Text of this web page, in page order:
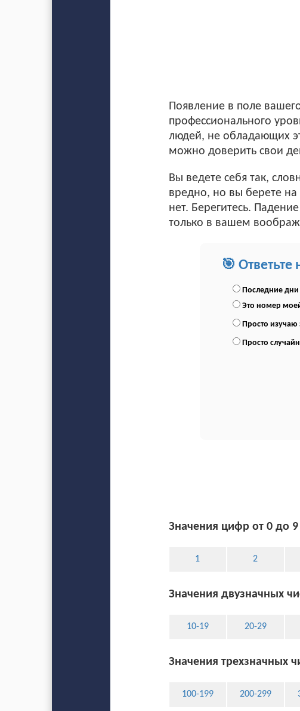
Появление в поле
профессионального
людей, не обладающих
можно доверить свои
Вы ведете себя так,
вредно, но вы берете на
нет. Берегитесь.
только в вашем
🎯
Последние
Это номер
Просто изучаю
Просто
Значения цифр от 0 до 9
1 2
Значения двузначных
10-19 20-29
Значения трехзначных
100-199 200-299